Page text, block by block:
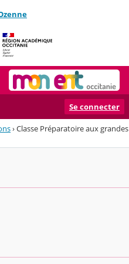
Se connecter
›Classe Préparatoire aux grandes